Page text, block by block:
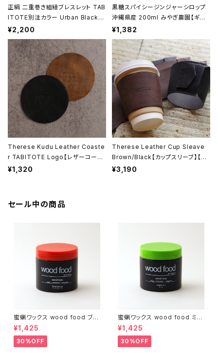
正絹 二重巻き組紐ブレスレット TAB
ITOTE別注カラー Urban Black
＜黒＞ 昇苑くみひも【京都】【組紐ア
クセサリー】【Kumihimo Bracele
t】【ギフト プレゼント】【父の日 お誕
生日】
¥2,200
黒糖スパイシージンジャーシロップ
沖縄県産 200ml みやぎ農園【ギフト
プレゼント】【父の日 お誕生日】
¥1,382
Therese Kudu Leather Coaste
r TABITOTE Logo【レザーコース
ター】【本革製】【日本製】【ギフト プレ
¥1,320
Therese Leather Cup Sleave
Brown/Black【カップスリーブ】【カ
ップホルダー】【本革製】【日本製】【テ
¥3,190
セール中の商品
蜜蝋ワックス wood food ブラ
ッドオレンジ【DIY】【木工】【ギフ
ト プレゼント】【父の日 お誕生
日】
¥1,425
30%OFF
蜜蝋ワックス wood food ミン
ト【DIY】【木工】【ギフト プレゼン
ト】【父の日 お誕生日】
¥1,425
30%OFF